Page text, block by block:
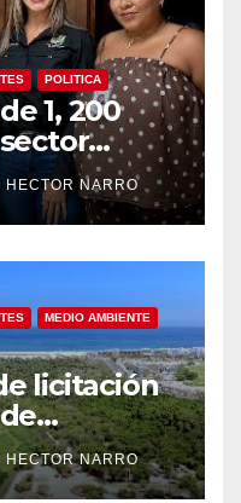
POLITICA
1, 200
laboral
HECTOR NARRO
MEDIO AMBIENTE
licitación
de
Estero
HECTOR NARRO